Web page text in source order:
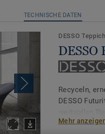
TECHNISCHE DATEN
DESSO
DESSO
Recyceln,
DESSO
Mehr